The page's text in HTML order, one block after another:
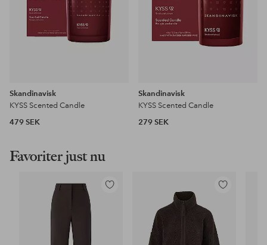
Skandinavisk
KYSS Scented Candle
479 SEK
Skandinavisk
KYSS Scented Candle
279 SEK
Favoriter just nu
Lägg
Lägg
favoriter